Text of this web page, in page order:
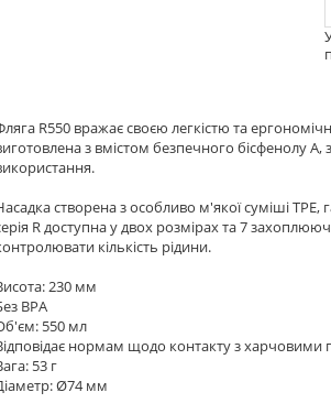
R550 вражає своєю легкістю та
з вмістом безпечного бісфенолу
створена з особливо м'якої суміші
R доступна у двох розмірах та 7
кількість рідини.
230 мм
BPA
550 мл
нормам щодо контакту з харчовими
53 г
Ø74 мм